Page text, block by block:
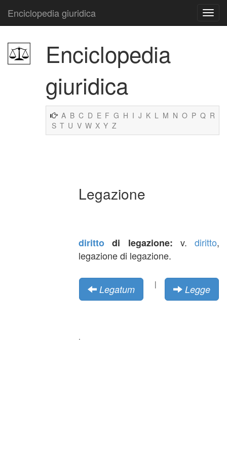
Enciclopedia giuridica
Enciclopedia
giuridica
A B C D E F G H I J K L M N O P Q R
S T U V W X Y Z
Legazione
diritto di legazione: v. diritto,
legazione di legazione.
Legatum | Legge
.